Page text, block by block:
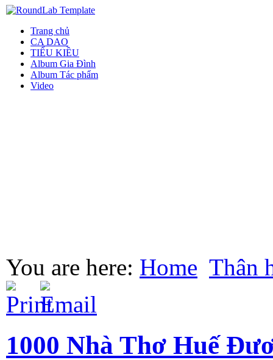
Trang chủ
CA DAO
TIỂU KIỀU
Album Gia Đình
Album Tác phẩm
Video
You are here: Home Thân
1000 Nhà Thơ Huế